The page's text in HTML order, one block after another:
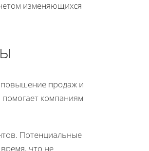
изменяющихся
повышение продаж и
помогает компаниям
Потенциальные
что не